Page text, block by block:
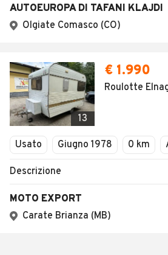
AUTOEUROPA DI TAFANI KLAJDI
Olgiate Comasco (CO)
13
€ 1.990
Roulotte
Usato Giugno 1978 0 km
Descrizione
MOTO EXPORT
Carate Brianza (MB)